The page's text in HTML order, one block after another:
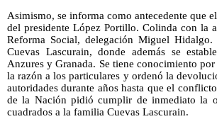
Asimismo, se informa como antecedente que
del presidente López Portillo. Colinda con la
Reforma Social, delegación Miguel
Cuevas Lascurain, donde además se
Anzures y Granada. Se tiene conocimiento
la razón a los particulares y ordenó la
autoridades durante años hasta que el
de la Nación pidió cumplir de inmediato la
cuadrados a la familia Cuevas Lascurain.